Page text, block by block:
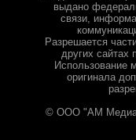
выдано
связи,
Разрешается
других сайтах
Использование
оригинала
© ООО "АМ